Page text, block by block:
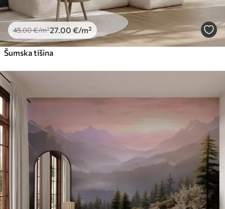
45.00€/m²27.00 €/m²
Šumska tišina